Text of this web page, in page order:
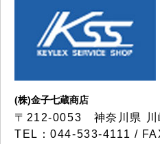
(株)金子七蔵商店
〒212-0053 神奈川県 川
TEL：044-533-4111 /